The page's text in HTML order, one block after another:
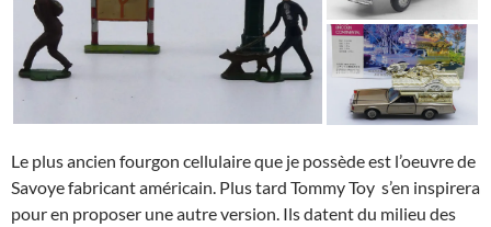
Le plus ancien fourgon cellulaire que je possède est l’oeuvre de
Savoye fabricant américain. Plus tard Tommy Toy s’en inspirera
pour en proposer une autre version. Ils datent du milieu des